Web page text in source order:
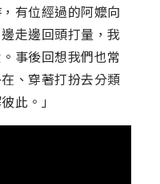
有位經過的阿嬤向
走邊回頭打量，我
事後回想我們也常
、穿著打扮去分類
此。」